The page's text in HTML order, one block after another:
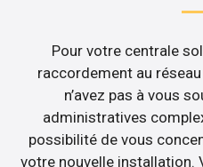
Pour votre centrale
raccordement au
n’avez pas à vous
administratives
possibilité de vous
votre nouvelle installation.